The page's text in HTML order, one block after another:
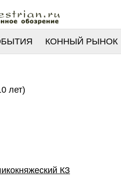
КОННЫЙ РЫНОК
лет)
КЗ